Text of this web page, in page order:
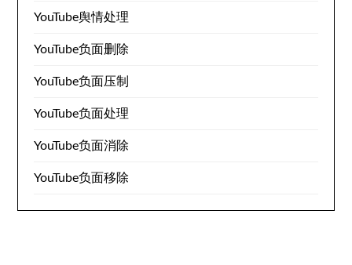
YouTube舆情处理
YouTube负面删除
YouTube负面压制
YouTube负面处理
YouTube负面消除
YouTube负面移除